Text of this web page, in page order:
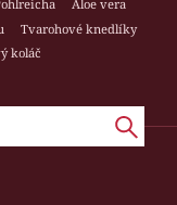
Aloe vera
Tvarohové knedlíky
koláč